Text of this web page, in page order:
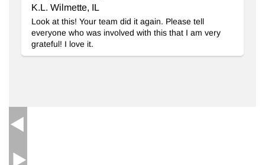
El Dokuma Vintage Hali- K0056424
193 cm x 343 cm
49.111
K.L. Wilmette, IL
Look at this! Your team did it again. Please tell
everyone who was involved with this that I am very
grateful! I love it.